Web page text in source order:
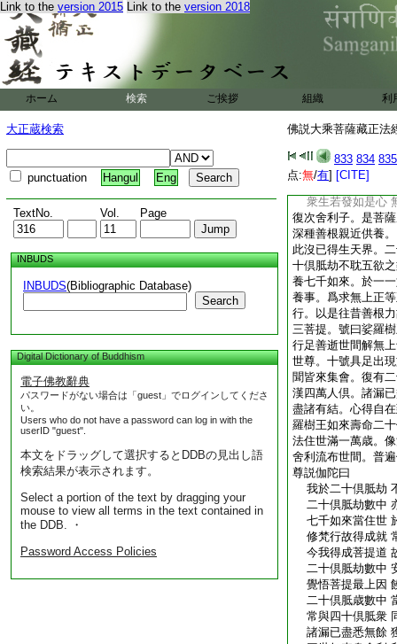
Link to the version 2015 Link to the version 2018
ホーム 検索 ご挨拶 組織 利
大正蔵検索
punctuation Hangul Eng
TextNo. Vol. Page
INBUDS
INBUDS(Bibliographic Database)
Search
Digital Dictionary of Buddhism
電子佛教辭典
パスワードがない場合は「guest」でログインしてくださ
い。
Users who do not have a password can log in with the
userID "guest".
本文をドラッグして選択するとDDBの見出し語
検索結果が表示されます。
Select a portion of the text by dragging your
mouse to view all terms in the text contained in
the DDB. ・
Password Access Policies
佛説大乘菩薩藏正法
833 834 835
点:無/有] [CITE]
當坐菩提大道場
願我早同最上衆
倶胝天衆圍遶時
佛神通力難思議
佛神通力無有量
以上妙法令我聞
復次菩薩摩訶薩。
陀曰
若我往昔承記別
一切有情隨我心
眞淨境界不思議
衆生若發如是心
復次舍利子。是菩
深種善根親近供養
此沒已得生天界。
十倶胝劫不耽五欲
養七千如來。於一
養事。爲求無上正
行。以是往昔善根
三菩提。號曰娑羅
行足善逝世間解無
世尊。十號具足出
聞皆來集會。復有
漢四萬人倶。諸漏
盡諸有結。心得自
羅樹王如來壽命二
法住世滿一萬歳。
舍利流布世間。普
尊説伽陀曰
我於二十倶胝劫
二十倶胝劫數中
七千如來當住世
修梵行故得成就
今我得成菩提道
二十倶胝劫數中
覺悟菩提最上因
二十倶胝歳數中
常與四十倶胝衆
諸漏已盡悉無餘